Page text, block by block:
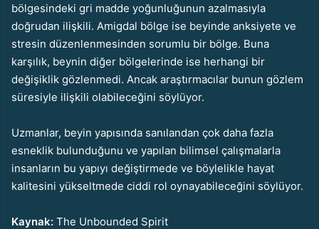
bölgesindeki gri madde yoğunluğunun azalmasıyla
doğrudan ilişkili. Amigdal bölge ise beyinde anksiyete ve
stresin düzenlenmesinden sorumlu bir bölge. Buna
karşılık, beynin diğer bölgelerinde ise herhangi bir
değişiklik gözlenmedi. Ancak araştırmacılar bunun gözlem
süresiyle ilişkili olabileceğini söylüyor.
Uzmanlar, beyin yapısında sanılandan çok daha fazla
esneklik bulunduğunu ve yapılan bilimsel çalışmalarla
insanların bu yapıyı değiştirmede ve böylelikle hayat
kalitesini yükseltmede ciddi rol oynayabileceğini söylüyor.
Kaynak: The Unbounded Spirit